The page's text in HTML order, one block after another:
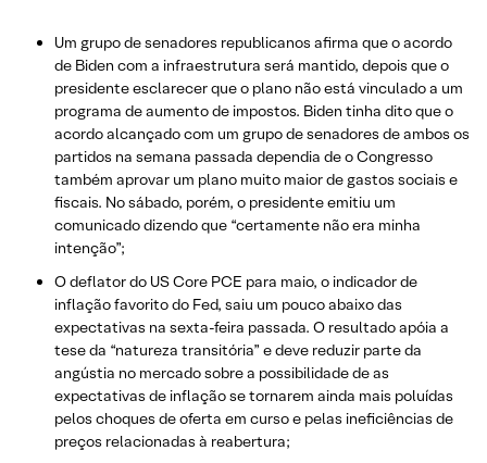
Um grupo de senadores republicanos afirma que o acordo
de Biden com a infraestrutura será mantido, depois que o
presidente esclarecer que o plano não está vinculado a um
programa de aumento de impostos. Biden tinha dito que o
acordo alcançado com um grupo de senadores de ambos os
partidos na semana passada dependia de o Congresso
também aprovar um plano muito maior de gastos sociais e
fiscais. No sábado, porém, o presidente emitiu um
comunicado dizendo que “certamente não era minha
intenção”;
O deflator do US Core PCE para maio, o indicador de
inflação favorito do Fed, saiu um pouco abaixo das
expectativas na sexta-feira passada. O resultado apóia a
tese da “natureza transitória” e deve reduzir parte da
angústia no mercado sobre a possibilidade de as
expectativas de inflação se tornarem ainda mais poluídas
pelos choques de oferta em curso e pelas ineficiências de
preços relacionadas à reabertura;